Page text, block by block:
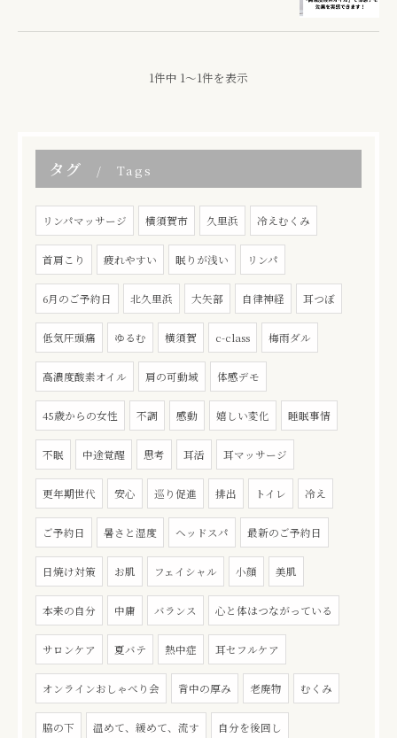
1件中 1～1件を表示
タグ Tags
リンパマッサージ 横須賀市 久里浜 冷えむくみ
首肩こり 疲れやすい 眠りが浅い リンパ
6月のご予約日 北久里浜 大矢部 自律神経 耳つぼ
低気圧頭痛 ゆるむ 横須賀 c-class 梅雨ダル
高濃度酸素オイル 肩の可動域 体感デモ
45歳からの女性 不調 感動 嬉しい変化 睡眠事情
不眠 中途覚醒 思考 耳活 耳マッサージ
更年期世代 安心 巡り促進 排出 トイレ 冷え
ご予約日 暑さと湿度 ヘッドスパ 最新のご予約日
日焼け対策 お肌 フェイシャル 小顔 美肌
本来の自分 中庸 バランス 心と体はつながっている
サロンケア 夏バテ 熱中症 耳セフルケア
オンラインおしゃべり会 背中の厚み 老廃物 むくみ
脇の下 温めて、緩めて、流す 自分を後回し